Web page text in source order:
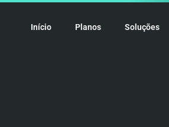
Início Planos Soluções